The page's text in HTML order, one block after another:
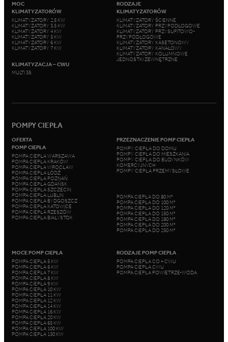
MOC
KLIMATYZATORÓW
KLIMATYZATORY 2,5 KW
KLIMATYZATORY 3,5 KW
KLIMATYZATORY 4 KW
KLIMATYZATORY 5 KW
KLIMATYZATORY 6 KW
KLIMATYZATORY 7 KW
KLIMATYZACJA – CWU
MULTI 3S
RODZAJE
KLIMATYZATORÓW
KLIMATYZATORY ŚCIENNE
KLIMATYZATORY PRZYPODŁOGOWE
KLIMATYZATORY PRZYSUFITOWO-
PRZYPODŁOGOWE
KLIMATYZATORY KASETONOWY
KLIMATYZATORY KANAŁOWY
KLIMATYZATORY KOLUMNOWE
JEDNOSTKI ZEWNĘTRZNE
POMPY CIEPŁA
OFERTA
POMP CIEPŁA
POMPA CIEPŁA WARSZAWA
POMPA CIEPŁA KRAKÓW
POMPA CIEPŁA WROCŁAW
POMPA CIEPŁA ŁÓDŹ
POMPA CIEPŁA POZNAŃ
POMPA CIEPŁA GDAŃSK
POMPA CIEPŁA SZCZECIN
POMPA CIEPŁA LUBLIN
POMPA CIEPŁA BYDGOSZCZ
POMPA CIEPŁA KATOWICE
POMPA CIEPŁA RZESZÓW
POMPA CIEPŁA BIAŁYSTOK
PRZEZNACZENIE POMP CIEPŁA
POMPY CIEPŁA DO DOMU
POMPY CIEPŁA DO MIESZKANIA
POMPY CIEPŁA DO BUDYNKÓW
KOMERCYJNYCH
POMPY CIEPŁA PRZEMYSŁOWE
POMPA CIEPŁA DO 80 M²
POMPA CIEPŁA DO 100 M²
POMPA CIEPŁA DO 120 M²
POMPA CIEPŁA DO 150 M²
POMPA CIEPŁA DO 180 M²
POMPA CIEPŁA DO 200 M²
POMPA CIEPŁA DO 250 M²
MOCE POMP CIEPŁA
POMPA CIEPŁA 5 KW
POMPA CIEPŁA 6 KW
POMPA CIEPŁA 7 KW
POMPA CIEPŁA 8 KW
POMPA CIEPŁA 9 KW
POMPA CIEPŁA 10 KW
POMPA CIEPŁA 11 KW
POMPA CIEPŁA 12 KW
POMPA CIEPŁA 14 KW
POMPA CIEPŁA 16 KW
POMPA CIEPŁA 20 KW
POMPA CIEPŁA 65 KW
POMPA CIEPŁA 100 KW
POMPA CIEPŁA 130 KW
RODZAJE POMP CIEPŁA
POMPA CIEPŁA CO + CWU
POMPA CIEPŁA CWU
POMPA CIEPŁA POWIETRZE-WODA